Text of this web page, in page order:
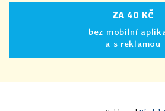
ZA 40 KČ
bez mobilní
a s reklamou